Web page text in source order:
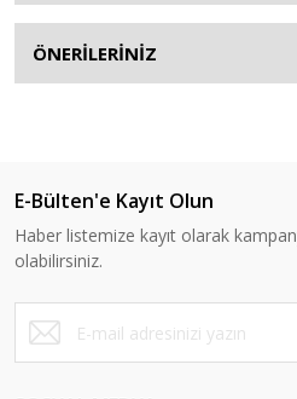
ÖNERİLERİNİZ
E-Bülten'e Kayıt Olun
Haber listemize kayıt olarak
olabilirsiniz.